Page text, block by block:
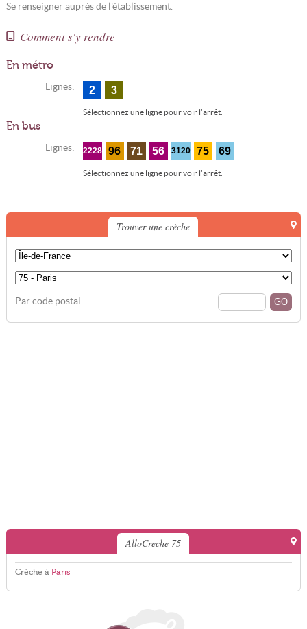
Se renseigner auprès de l'établissement.
Comment s'y rendre
En métro
Lignes: 2 3
Sélectionnez une ligne pour voir l'arrêt.
En bus
Lignes: 2228 96 71 56 3120 75 69
Sélectionnez une ligne pour voir l'arrêt.
Trouver une crèche
Par code postal
AlloCreche 75
Crèche à Paris